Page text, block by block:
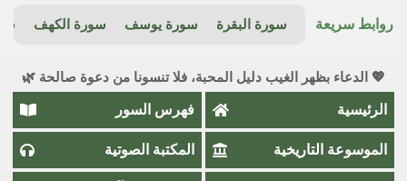
روابط سريعة سورة البقرة سورة يوسف سورة الكهف
💖 الدعاء بظهر الغيب دليل المحبة، فلا تنسونا من دعوة صالحة 🌿
الرئيسية فهرس السور
الموسوعة التاريخية المكتبة الصوتية